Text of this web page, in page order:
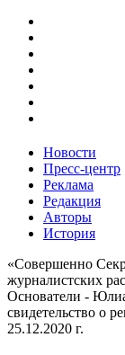
Новости
Пресс-центр
Реклама
Редакция
Авторы
История
«Совершенно
журналистских
Основатели -
свидетельство о
25.12.2020 г.